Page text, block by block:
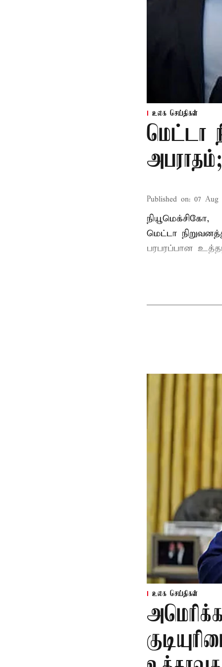
உலக செய்திகள்
மெட்டா
Published on: 07 Aug
நியூமெக்சிகோ,
மெட்டா
பரபரப்பான
உலக செய்திகள்